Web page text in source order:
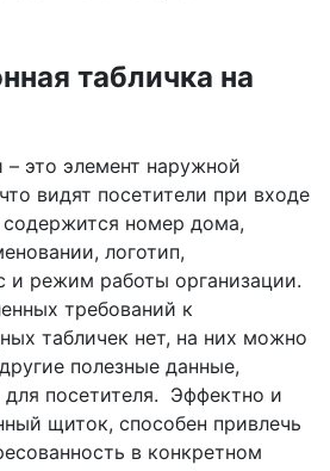
табличка на
это элемент наружной
видят посетители при входе
номер дома,
логотип,
и режим работы организации.
требований к
табличек нет, на них можно
полезные данные,
посетителя. Эффектно и
щиток, способен привлечь
в конкретном